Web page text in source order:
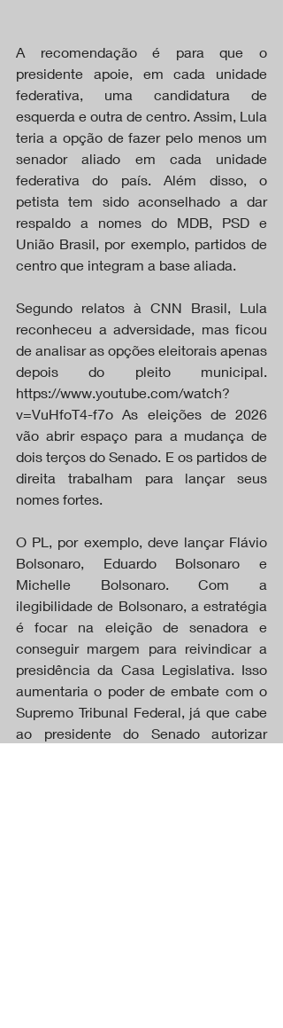
A recomendação é para que o
presidente apoie, em cada unidade
federativa, uma candidatura de
esquerda e outra de centro. Assim, Lula
teria a opção de fazer pelo menos um
senador aliado em cada unidade
federativa do país. Além disso, o
petista tem sido aconselhado a dar
respaldo a nomes do MDB, PSD e
União Brasil, por exemplo, partidos de
centro que integram a base aliada.
Segundo relatos à CNN Brasil, Lula
reconheceu a adversidade, mas ficou
de analisar as opções eleitorais apenas
depois do pleito municipal.
https://www.youtube.com/watch?
v=VuHfoT4-f7o As eleições de 2026
vão abrir espaço para a mudança de
dois terços do Senado. E os partidos de
direita trabalham para lançar seus
nomes fortes.
O PL, por exemplo, deve lançar Flávio
Bolsonaro, Eduardo Bolsonaro e
Michelle Bolsonaro. Com a
ilegibilidade de Bolsonaro, a estratégia
é focar na eleição de senadora e
conseguir margem para reivindicar a
presidência da Casa Legislativa. Isso
aumentaria o poder de embate com o
Supremo Tribunal Federal, já que cabe
ao presidente do Senado autorizar